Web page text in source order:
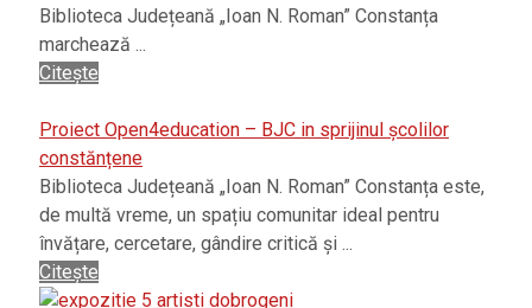
Biblioteca Județeană „Ioan N. Roman” Constanța
marchează ...
Citește
Proiect Open4education – BJC in sprijinul școlilor
constănțene
Biblioteca Județeană „Ioan N. Roman” Constanța este,
de multă vreme, un spațiu comunitar ideal pentru
învățare, cercetare, gândire critică și ...
Citește